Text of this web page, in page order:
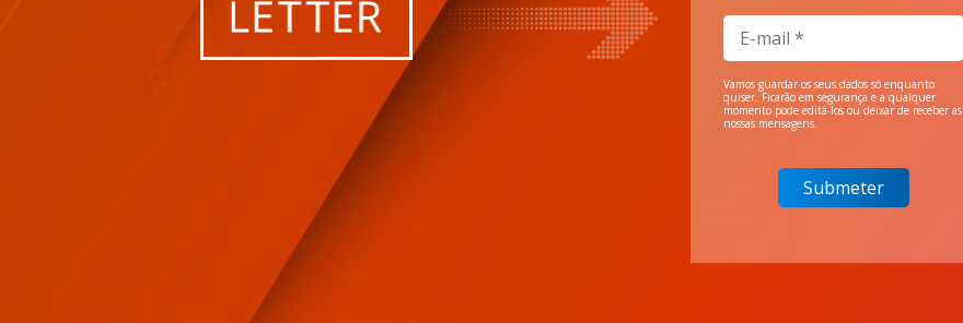
Vamos guardar os seus dados só enquanto
quiser. Ficarão em segurança e a qualquer
momento pode editá-los ou deixar de receber as
nossas mensagens.